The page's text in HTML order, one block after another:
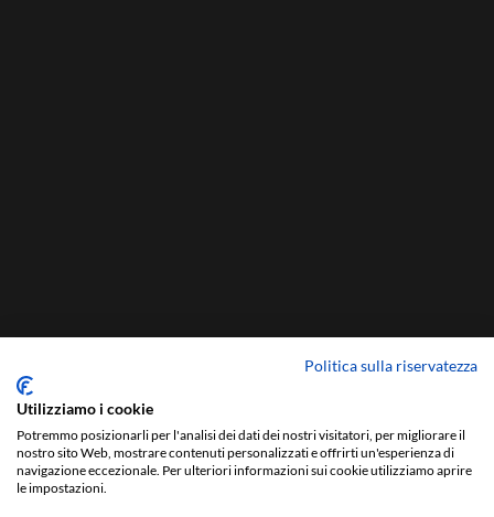
Politica sulla riservatezza
Utilizziamo i cookie
Potremmo posizionarli per l'analisi dei dati dei nostri visitatori, per migliorare il
nostro sito Web, mostrare contenuti personalizzati e offrirti un'esperienza di
navigazione eccezionale. Per ulteriori informazioni sui cookie utilizziamo aprire
le impostazioni.